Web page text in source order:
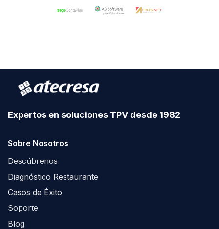
Expertos en soluciones TPV desde 1982
Sobre Nosotros
Descúbrenos
Diagnóstico Restaurante
Casos de Éxito
Soporte
Blog